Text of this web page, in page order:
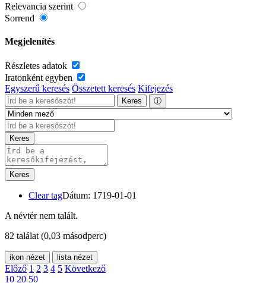
Relevancia szerint
Sorrend
Megjelenítés
Részletes adatok
Iratonként egyben
Egyszerű keresés Összetett keresés Kifejezés
Keres ⓘ
Keres
Keres
Clear tagDátum: 1719-01-01
A névtér nem talált.
82 találat (0,03 másodperc)
ikon nézet lista nézet
Előző 1 2 3 4 5 Következő
10 20 50